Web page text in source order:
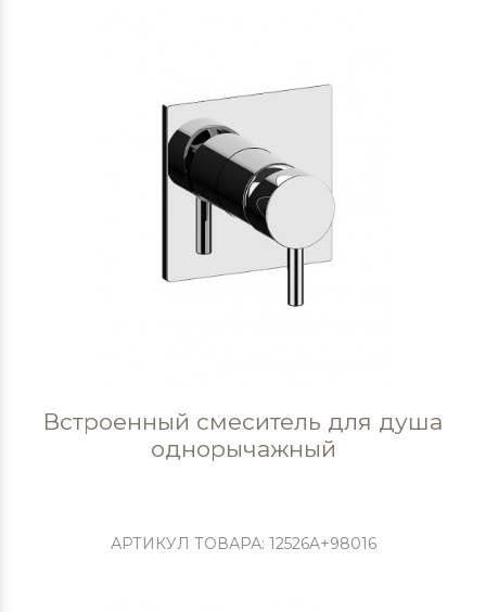
Встроенный смеситель для душа
однорычажный
АРТИКУЛ ТОВАРА: 12526A+98016